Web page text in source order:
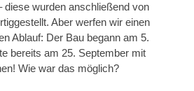
diese wurden anschließend von
Aber werfen wir einen
Ablauf: Der Bau begann am 5.
bereits am 25. September mit
Wie war das möglich?